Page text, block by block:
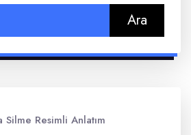
Silme Resimli Anlatım